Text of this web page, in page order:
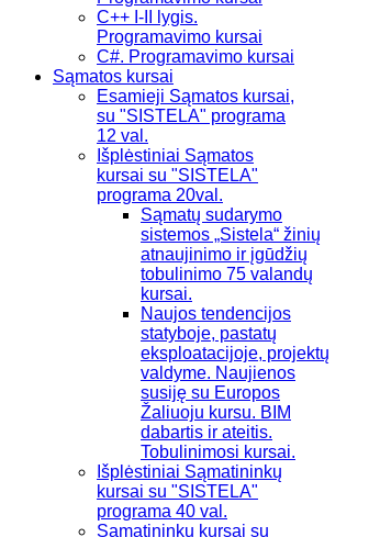
C++ I-II lygis.
Programavimo kursai
C#. Programavimo kursai
Sąmatos kursai
Esamieji Sąmatos kursai,
su "SISTELA" programa
12 val.
Išplėstiniai Sąmatos
kursai su "SISTELA"
programa 20val.
Sąmatų sudarymo
sistemos „Sistela“ žinių
atnaujinimo ir įgūdžių
tobulinimo 75 valandų
kursai.
Naujos tendencijos
statyboje, pastatų
eksploatacijoje, projektų
valdyme. Naujienos
susiję su Europos
Žaliuoju kursu. BIM
dabartis ir ateitis.
Tobulinimosi kursai.
Išplėstiniai Sąmatininkų
kursai su "SISTELA"
programa 40 val.
Sąmatininkų kursai su